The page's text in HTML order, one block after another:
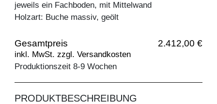
jeweils ein Fachboden, mit Mittelwand
Holzart: Buche massiv, geölt
Gesamtpreis 2.412,00 €
inkl. MwSt. zzgl. Versandkosten
Produktionszeit 8-9 Wochen
PRODUKTBESCHREIBUNG